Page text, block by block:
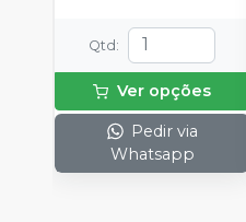
Qtd :
Ver opções
Pedir via
Whatsapp